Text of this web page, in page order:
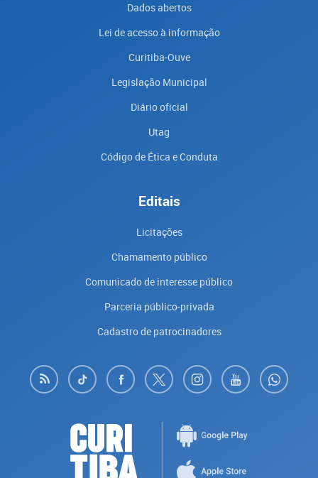
Dados abertos
Lei de acesso à informação
Curitiba-Ouve
Legislação Municipal
Diário oficial
Utag
Código de Ética e Conduta
Editais
Licitações
Chamamento público
Comunicado de interesse público
Parceria público-privada
Cadastro de patrocinadores